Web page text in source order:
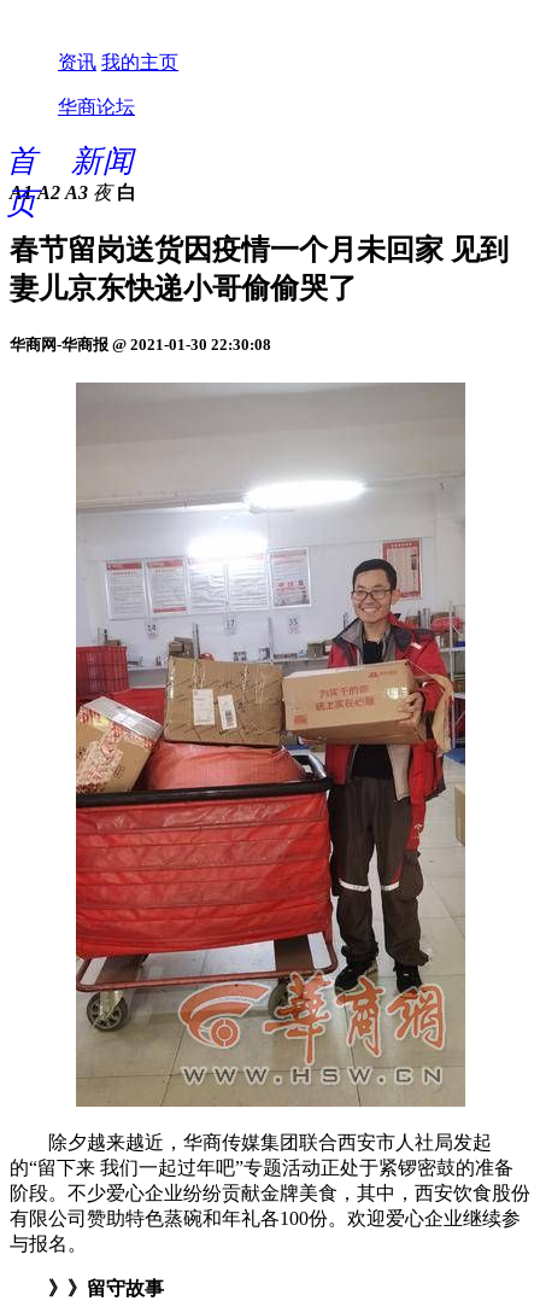
资讯 我的主页
华商论坛
首
页
新闻
A1 A2 A3 夜 白
春节留岗送货因疫情一个月未回家 见到
妻儿京东快递小哥偷偷哭了
华商网-华商报 @ 2021-01-30 22:30:08
除夕越来越近，华商传媒集团联合西安市人社局发起
的“留下来 我们一起过年吧”专题活动正处于紧锣密鼓的准备
阶段。不少爱心企业纷纷贡献金牌美食，其中，西安饮食股份
有限公司赞助特色蒸碗和年礼各100份。欢迎爱心企业继续参
与报名。
》》留守故事